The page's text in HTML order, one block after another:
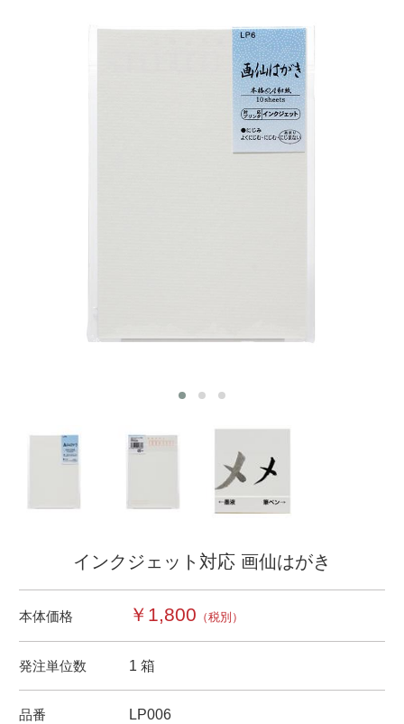
インクジェット対応 画仙はがき
本体価格 ￥1,800 （税別）
発注単位数 1 箱
品番 LP006